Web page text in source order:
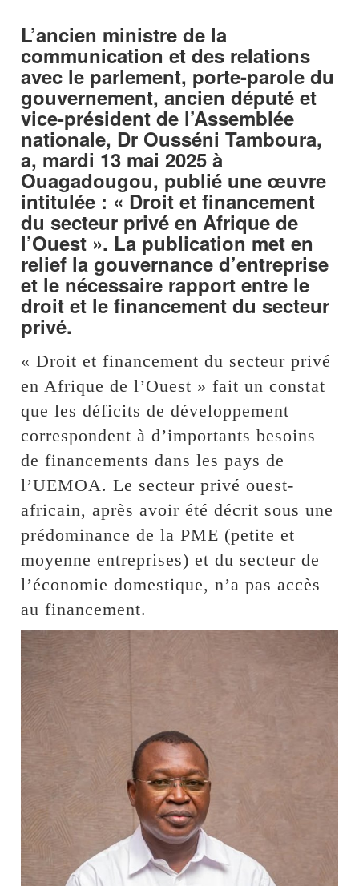
L’ancien ministre de la
communication et des relations
avec le parlement, porte-parole du
gouvernement, ancien député et
vice-président de l’Assemblée
nationale, Dr Ousséni Tamboura,
a, mardi 13 mai 2025 à
Ouagadougou, publié une œuvre
intitulée : « Droit et financement
du secteur privé en Afrique de
l’Ouest ». La publication met en
relief la gouvernance d’entreprise
et le nécessaire rapport entre le
droit et le financement du secteur
privé.
« Droit et financement du secteur privé
en Afrique de l’Ouest » fait un constat
que les déficits de développement
correspondent à d’importants besoins
de financements dans les pays de
l’UEMOA. Le secteur privé ouest-
africain, après avoir été décrit sous une
prédominance de la PME (petite et
moyenne entreprises) et du secteur de
l’économie domestique, n’a pas accès
au financement.